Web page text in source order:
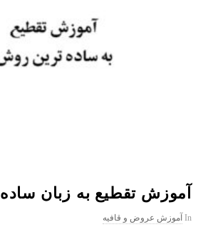
آموزش تقطیع به زبان ساده
In آموزش عروض و قافیه